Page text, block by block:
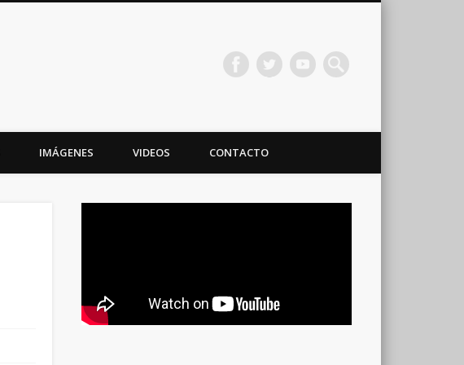
IMÁGENES VIDEOS CONTACTO